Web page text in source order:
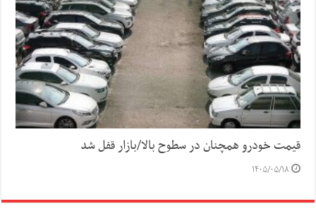
قیمت خودرو همچنان در سطوح بالا/بازار قفل شد
۱۴۰۵/۰۵/۱۸